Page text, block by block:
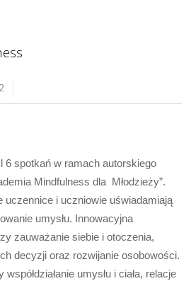
6 spotkań w ramach autorskiego
Mindfulness dla Młodzieży”.
uczennice i uczniowie uświadamiają
umysłu. Innowacyjna
zauważanie siebie i otoczenia,
decyzji oraz rozwijanie osobowości.
umysłu i ciała, relacje